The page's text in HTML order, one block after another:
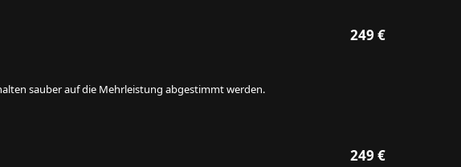
249 €
sauber auf die Mehrleistung abgestimmt werden.
249 €